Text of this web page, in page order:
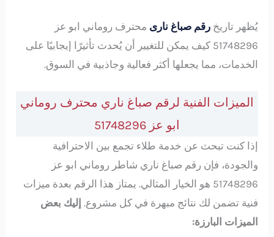
يُظهر تاريخرقم صباغ نارى محترف روماني ابو عز
51748296 كيف يمكن للتغيير أن يُحدث تأثيرًا إيجابيًا على
الخدمات، مما يجعلها أكثر فعالية وجاذبية في السوق.
الميزات الفنية لرقم صباغ ناري محترف روماني
ابو عز 51748296
إذا كنت تبحث عن خدمة طلاء تجمع بين الاحترافية
والجودة، فإن رقم صباغ ناري شاطر روماني ابو عز
51748296 هو الخيار المثالي. يمتاز هذا الرقم بعدة ميزات
فنية تضمن لك نتائج مبهرة في كل مشروع. إليك بعض
الميزات البارزة: